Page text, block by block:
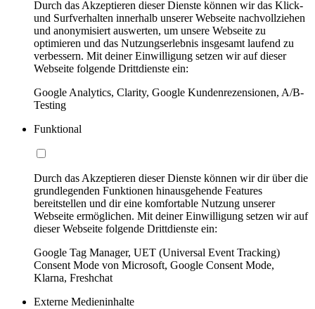
Durch das Akzeptieren dieser Dienste können wir das Klick-
und Surfverhalten innerhalb unserer Webseite nachvollziehen
und anonymisiert auswerten, um unsere Webseite zu
optimieren und das Nutzungserlebnis insgesamt laufend zu
verbessern. Mit deiner Einwilligung setzen wir auf dieser
Webseite folgende Drittdienste ein:
Google Analytics, Clarity, Google Kundenrezensionen, A/B-
Testing
Funktional
Durch das Akzeptieren dieser Dienste können wir dir über die
grundlegenden Funktionen hinausgehende Features
bereitstellen und dir eine komfortable Nutzung unserer
Webseite ermöglichen. Mit deiner Einwilligung setzen wir auf
dieser Webseite folgende Drittdienste ein:
Google Tag Manager, UET (Universal Event Tracking)
Consent Mode von Microsoft, Google Consent Mode,
Klarna, Freshchat
Externe Medieninhalte